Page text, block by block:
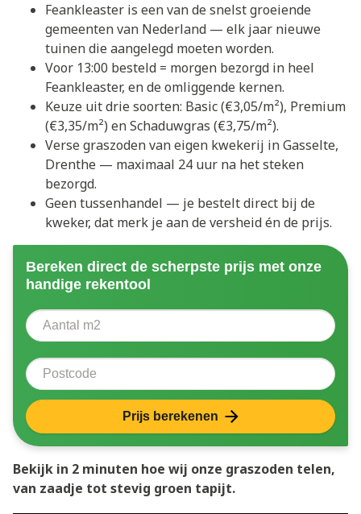
Feankleaster is een van de snelst groeiende
gemeenten van Nederland — elk jaar nieuwe
tuinen die aangelegd moeten worden.
Voor 13:00 besteld = morgen bezorgd in heel
Feankleaster, en de omliggende kernen.
Keuze uit drie soorten: Basic (€3,05/m²), Premium
(€3,35/m²) en Schaduwgras (€3,75/m²).
Verse graszoden van eigen kwekerij in Gasselte,
Drenthe — maximaal 24 uur na het steken
bezorgd.
Geen tussenhandel — je bestelt direct bij de
kweker, dat merk je aan de versheid én de prijs.
Bereken direct de scherpste prijs met onze
handige rekentool
Aantal vierkante meter
Postcode
Prijs berekenen
Bekijk in 2 minuten hoe wij onze graszoden telen,
van zaadje tot stevig groen tapijt.